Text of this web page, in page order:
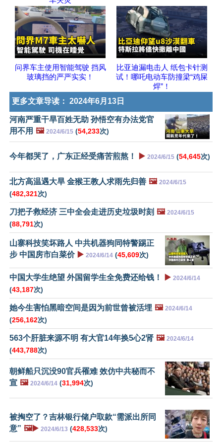
问界车主使用智能驾驶 挡风
玻璃挡的严严实实！
比亚迪漏电击人 纸包卡针测
试！哪吒电动车防撞梁“鸡屎
焊”！
更多文章导读： 2024年6月13日
河南严重干旱百姓无助 孙悟空有办法党官
用不用 🖼️ 2024/6/15 (54,233次)
今年都哭了，广东正经受痛苦煎熬！ ▶️ 2024/6/15 (54,645次)
北方高温遇大旱 金猴王教人求雨先归善 🖼️ 2024/6/15
(482,321次)
刀把子救经济 三中全会走进历史垃圾时刻 🖼️ 2024/6/15
(88,791次)
山寨科技笑坏路人 中共机器狗同特警踢正
步 中国房市白菜价 ▶️ 2024/6/14 (45,609次)
中国大学生绝望 外国留学生全免费还给钱！ ▶️ 2024/6/14
(43,187次)
她今生害怕黑暗空间是因为前世曾被活埋 🖼️ 2024/6/14
(256,162次)
563个肝脏来源不明 有大官14年换5心2肾 🖼️ 2024/6/14
(443,788次)
朝鲜船只沉没90官兵罹难 效仿中共秘而不
宣 🖼️ 2024/6/14 (31,994次)
被掏空了？吉林银行储户取款“需派出所同
意” 🖼️▶️ 2024/6/13 (428,533次)